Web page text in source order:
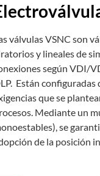
válvulas VSNC son
y lineales de
según VDI/
Están configuradas
que se
Mediante un
se
de la posición